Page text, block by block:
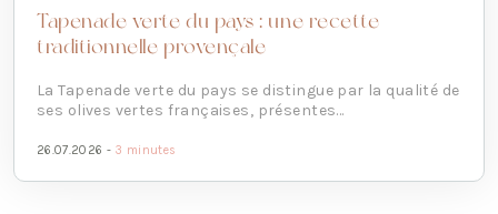
Tapenade verte du pays : une recette
traditionnelle provençale
La Tapenade verte du pays se distingue par la qualité de
ses olives vertes françaises, présentes...
26.07.2026 - 3 minutes